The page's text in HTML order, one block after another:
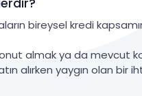
bireysel kredi
almak ya da mevcut
alırken yaygın olan bir